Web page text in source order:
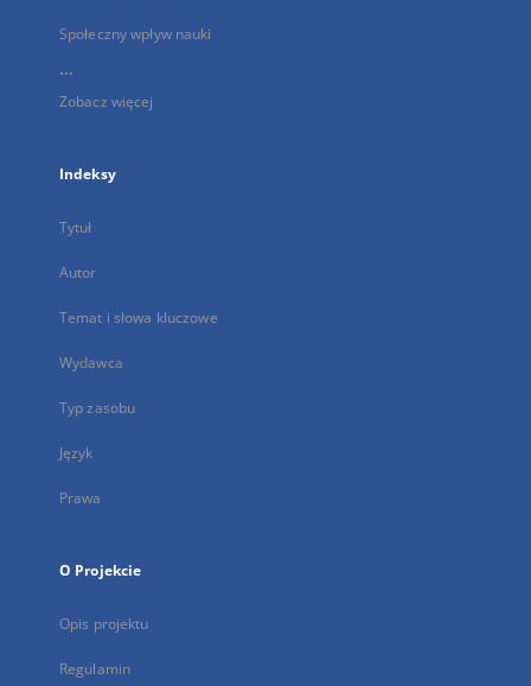
Społeczny wpływ nauki
...
Zobacz więcej
Indeksy
Tytuł
Autor
Temat i słowa kluczowe
Wydawca
Typ zasobu
Język
Prawa
O Projekcie
Opis projektu
Regulamin